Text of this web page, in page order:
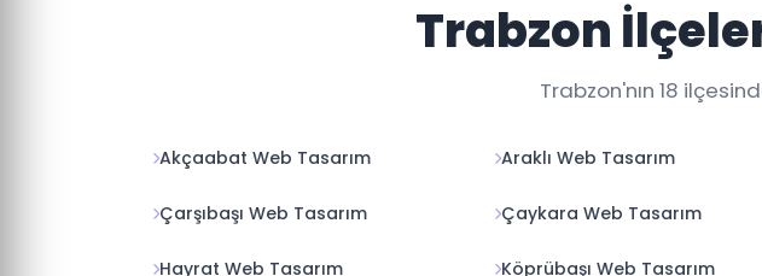
Trabzon
Trabzon'nın 18
Akçaabat Web Tasarım Araklı Web Tasarım
Çarşıbaşı Web Tasarım Çaykara Web Tasarım
Hayrat Web Tasarım Köprübaşı Web Tasarım